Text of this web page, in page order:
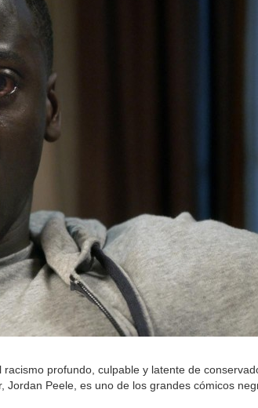
profundo, culpable y latente de
Peele, es uno de los grandes cómicos